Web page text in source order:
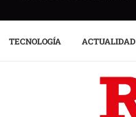
TECNOLOGÍA ACTUALIDAD